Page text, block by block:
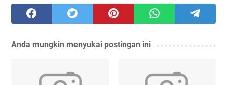
Anda mungkin menyukai postingan ini